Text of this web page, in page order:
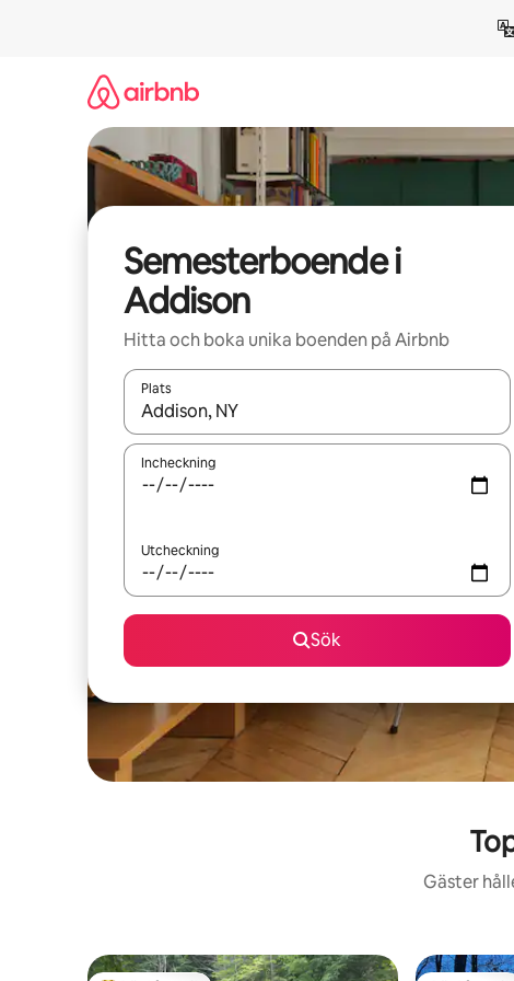
Semesterboende i
Addison
Hitta och boka unika boenden på Airbnb
Plats
När resultaten är tillgängliga kan du navigera med
Incheckning
Utcheckning
Sök
Gäster